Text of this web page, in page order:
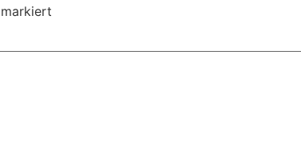
markiert